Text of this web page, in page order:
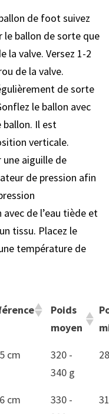
de foot suivez
le ballon de sorte que
la valve. Versez 1-2
de la valve.
de sorte
le ballon avec
ballon. Il est
verticale.
aiguille de
de pression afin
de l’eau tiède et
tissu. Placez le
température de
Poids
moyen
cm
320 -
340 g
cm
330 -